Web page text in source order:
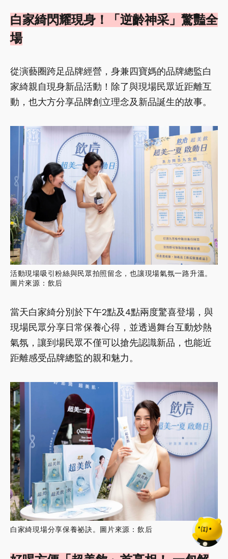
白家綺閃耀現身！「逆齡神采」驚豔全
場
從演藝圈跨足品牌經營，身兼四寶媽的品牌總監白
家綺親自現身新品活動！除了與現場民眾近距離互
動，也大方分享品牌創立理念及新品誕生的故事。
活動現場吸引粉絲與民眾拍照留念，也讓現場氣氛一路升溫。
圖片來源：飲后
當天白家綺分別於下午2點及4點兩度驚喜登場，與
現場民眾分享日常保養心得，並透過舞台互動炒熱
氣氛，讓到場民眾不僅可以搶先認識新品，也能近
距離感受品牌總監的親和魅力。
白家綺現場分享保養祕訣。圖片來源：飲后